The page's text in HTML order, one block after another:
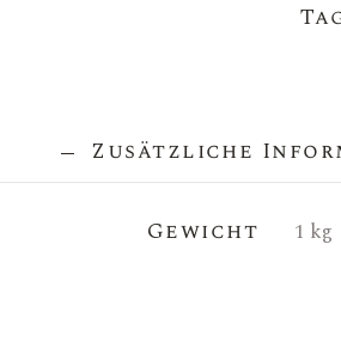
Zusätzliche
Gewicht 1 kg